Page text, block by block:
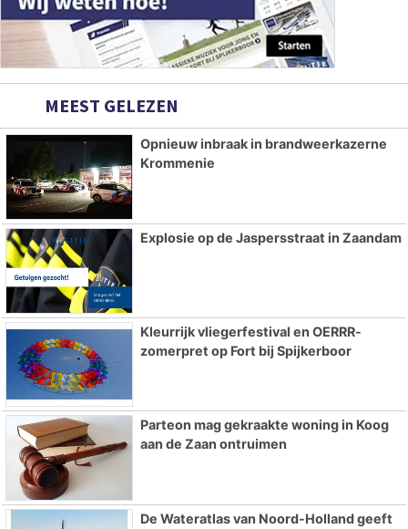
MEEST GELEZEN
Opnieuw inbraak in brandweerkazerne
Krommenie
Explosie op de Jaspersstraat in Zaandam
Kleurrijk vliegerfestival en OERRR-
zomerpret op Fort bij Spijkerboor
Parteon mag gekraakte woning in Koog
aan de Zaan ontruimen
De Wateratlas van Noord-Holland geeft